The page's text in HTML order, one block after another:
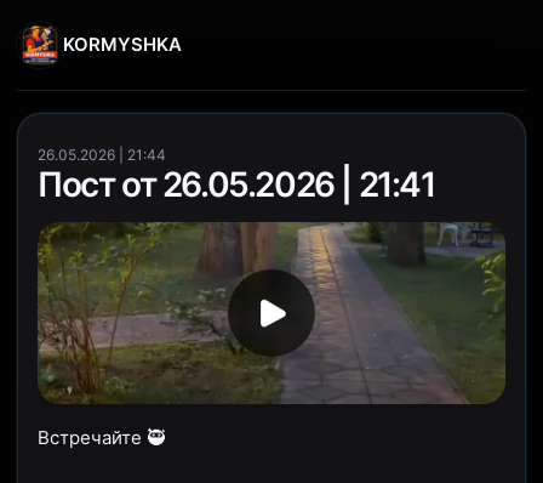
KORMYSHKA
26.05.2026 | 21:44
Пост от 26.05.2026 | 21:41
Встречайте 🥷